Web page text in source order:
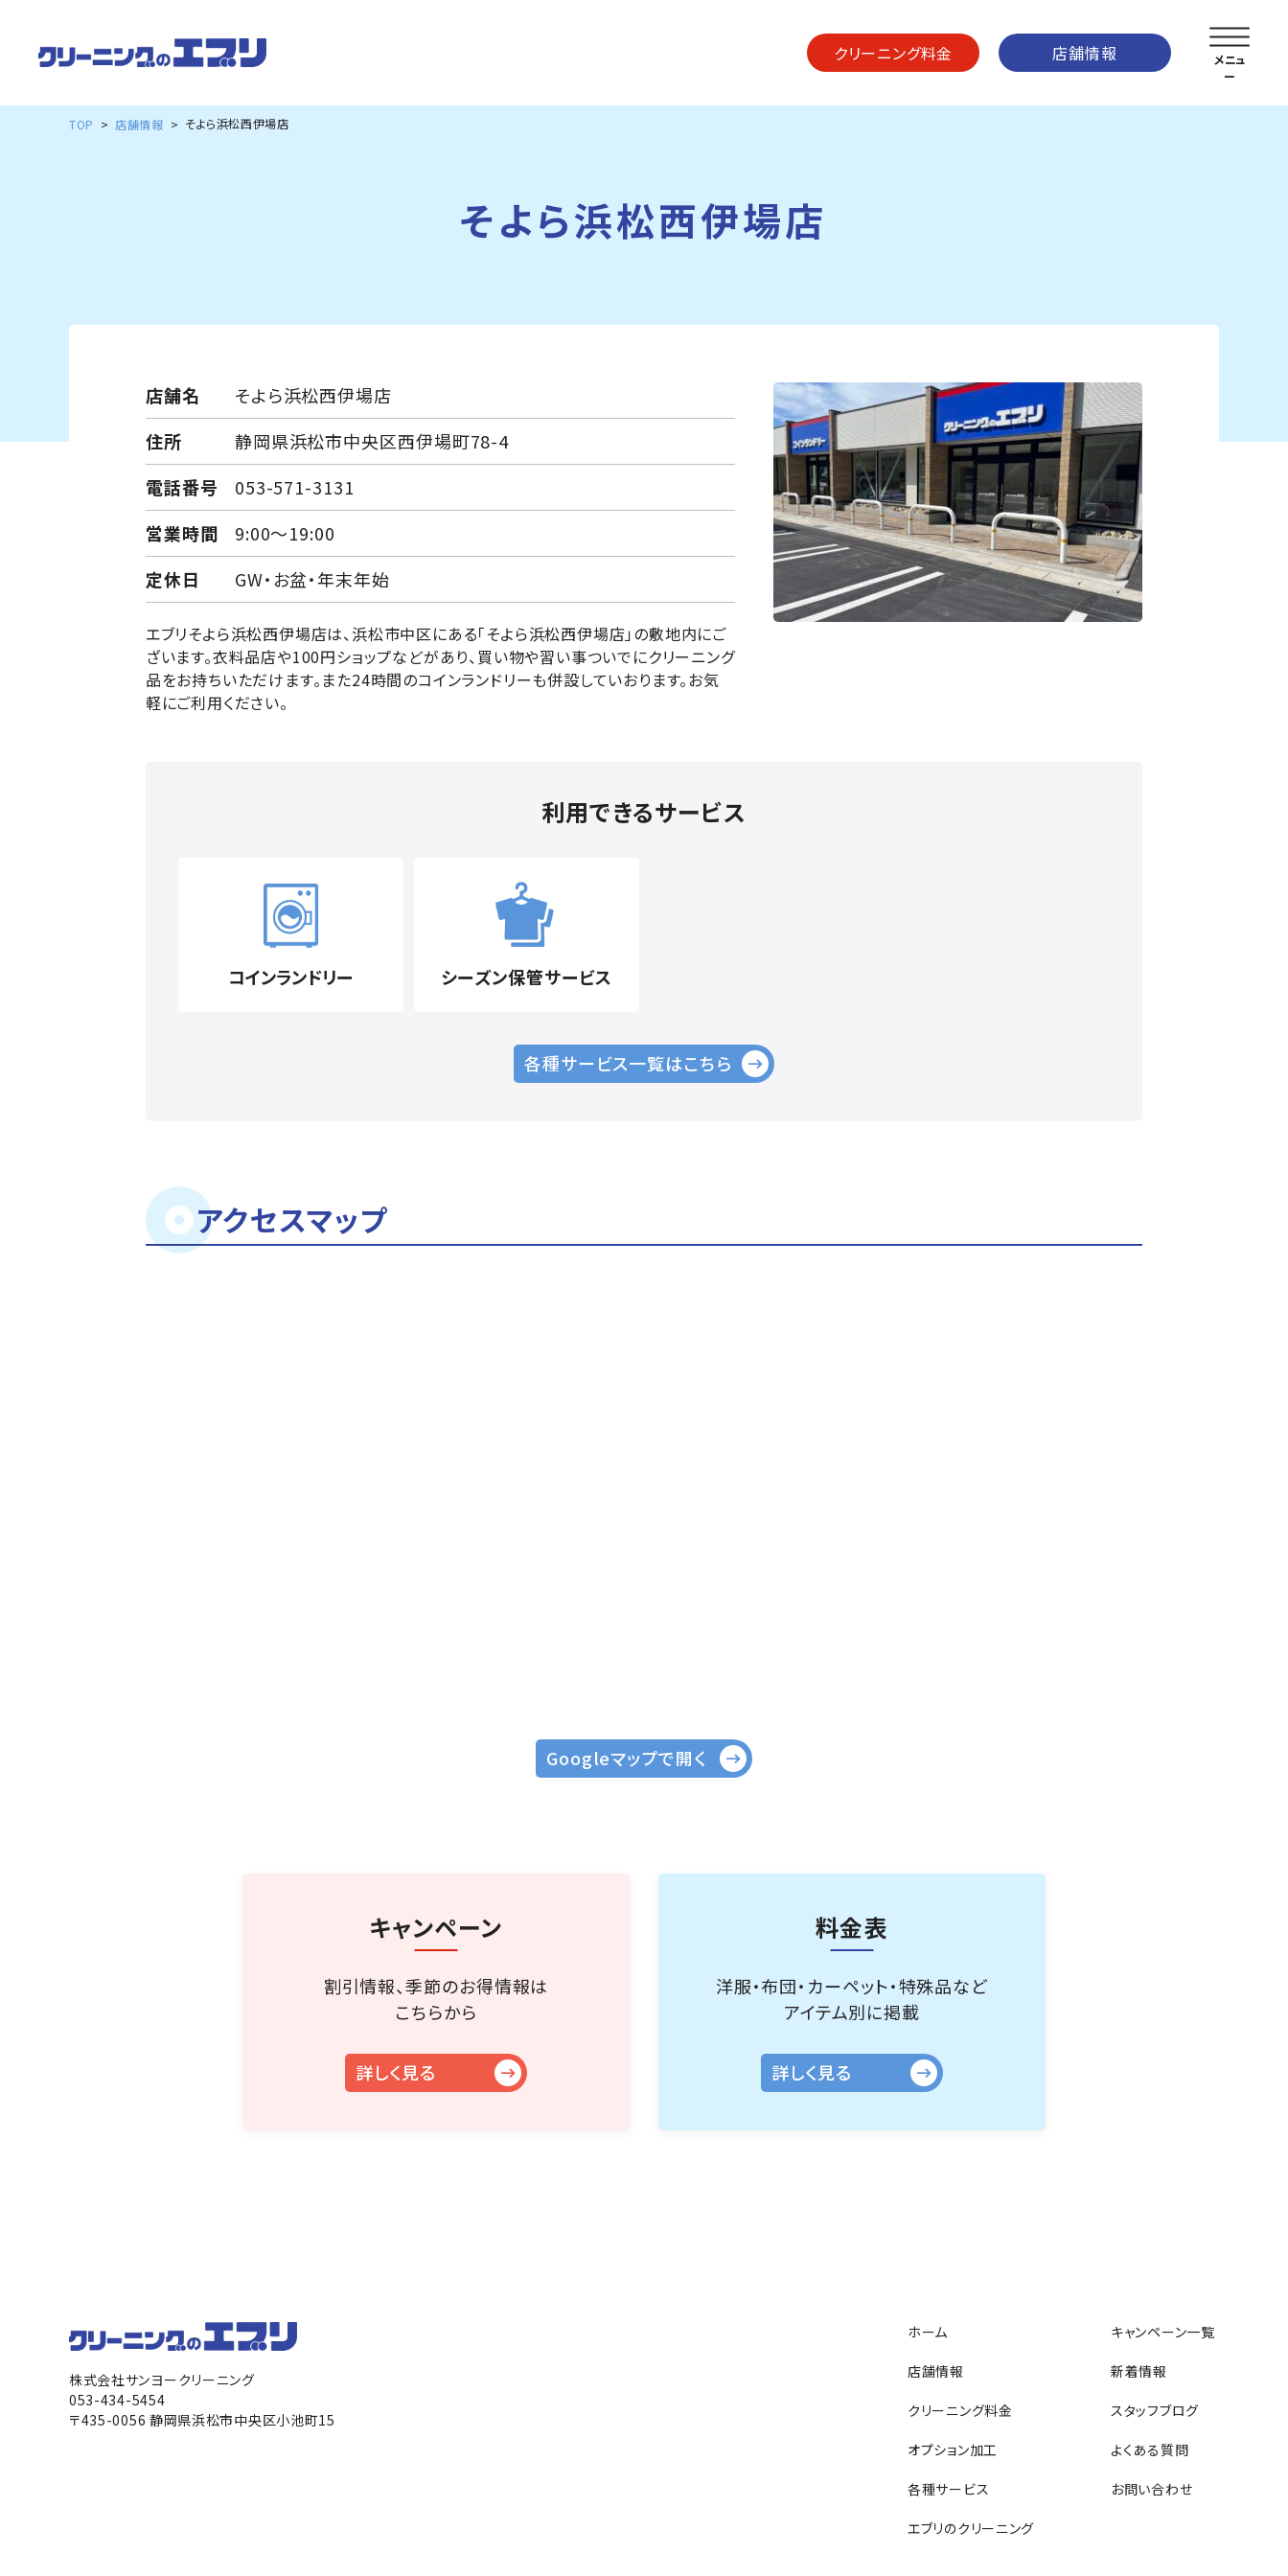
クリーニング料金 店舗情報
TOP 店舗情報 そよら浜松西伊場店
そよら浜松西伊場店
店舗名
そよら浜松西伊場店
住所
静岡県浜松市中央区西伊場町78-4
電話番号
053-571-3131
営業時間
9:00～19:00
定休日
GW・お盆・年末年始
エブリそよら浜松西伊場店は、浜松市中区にある「そよら浜松西伊場店」の敷地内にご
ざいます。衣料品店や100円ショップなどがあり、買い物や習い事ついでにクリーニング
品をお持ちいただけます。また24時間のコインランドリーも併設していおります。お気
軽にご利用ください。
利用できるサービス
コインランドリー シーズン保管サービス
各種サービス一覧はこちら
アクセスマップ
Googleマップで開く
キャンペーン
割引情報、季節のお得情報は
こちらから
詳しく見る
料金表
洋服・布団・カーペット・特殊品など
アイテム別に掲載
詳しく見る
株式会社サンヨークリーニング
053-434-5454
〒435-0056 静岡県浜松市中央区小池町15
ホーム
店舗情報
クリーニング料金
オプション加工
各種サービス
エブリのクリーニング
キャンペーン一覧
新着情報
スタッフブログ
よくある質問
お問い合わせ